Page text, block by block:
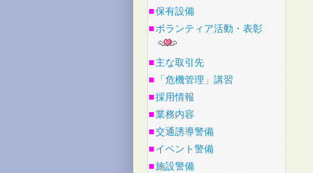
■保有設備
■ボランティア活動・表彰
■主な取引先
■
「危機管理」講習
■採用情報
■業務内容
■交通誘導警備
■イベント警備
■施設警備